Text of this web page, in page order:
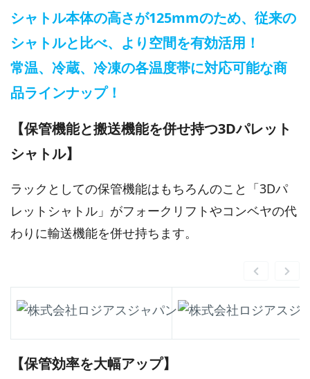
シャトル本体の高さが125mmのため、従来の
シャトルと比べ、より空間を有効活用！
常温、冷蔵、冷凍の各温度帯に対応可能な商
品ラインナップ！
【保管機能と搬送機能を併せ持つ3Dパレット
シャトル】
ラックとしての保管機能はもちろんのこと「3Dパ
レットシャトル」がフォークリフトやコンベヤの代
わりに輸送機能を併せ持ちます。
【保管効率を大幅アップ】